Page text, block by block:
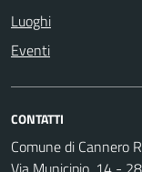
Luoghi
Eventi
CONTATTI
Comune di Cannero